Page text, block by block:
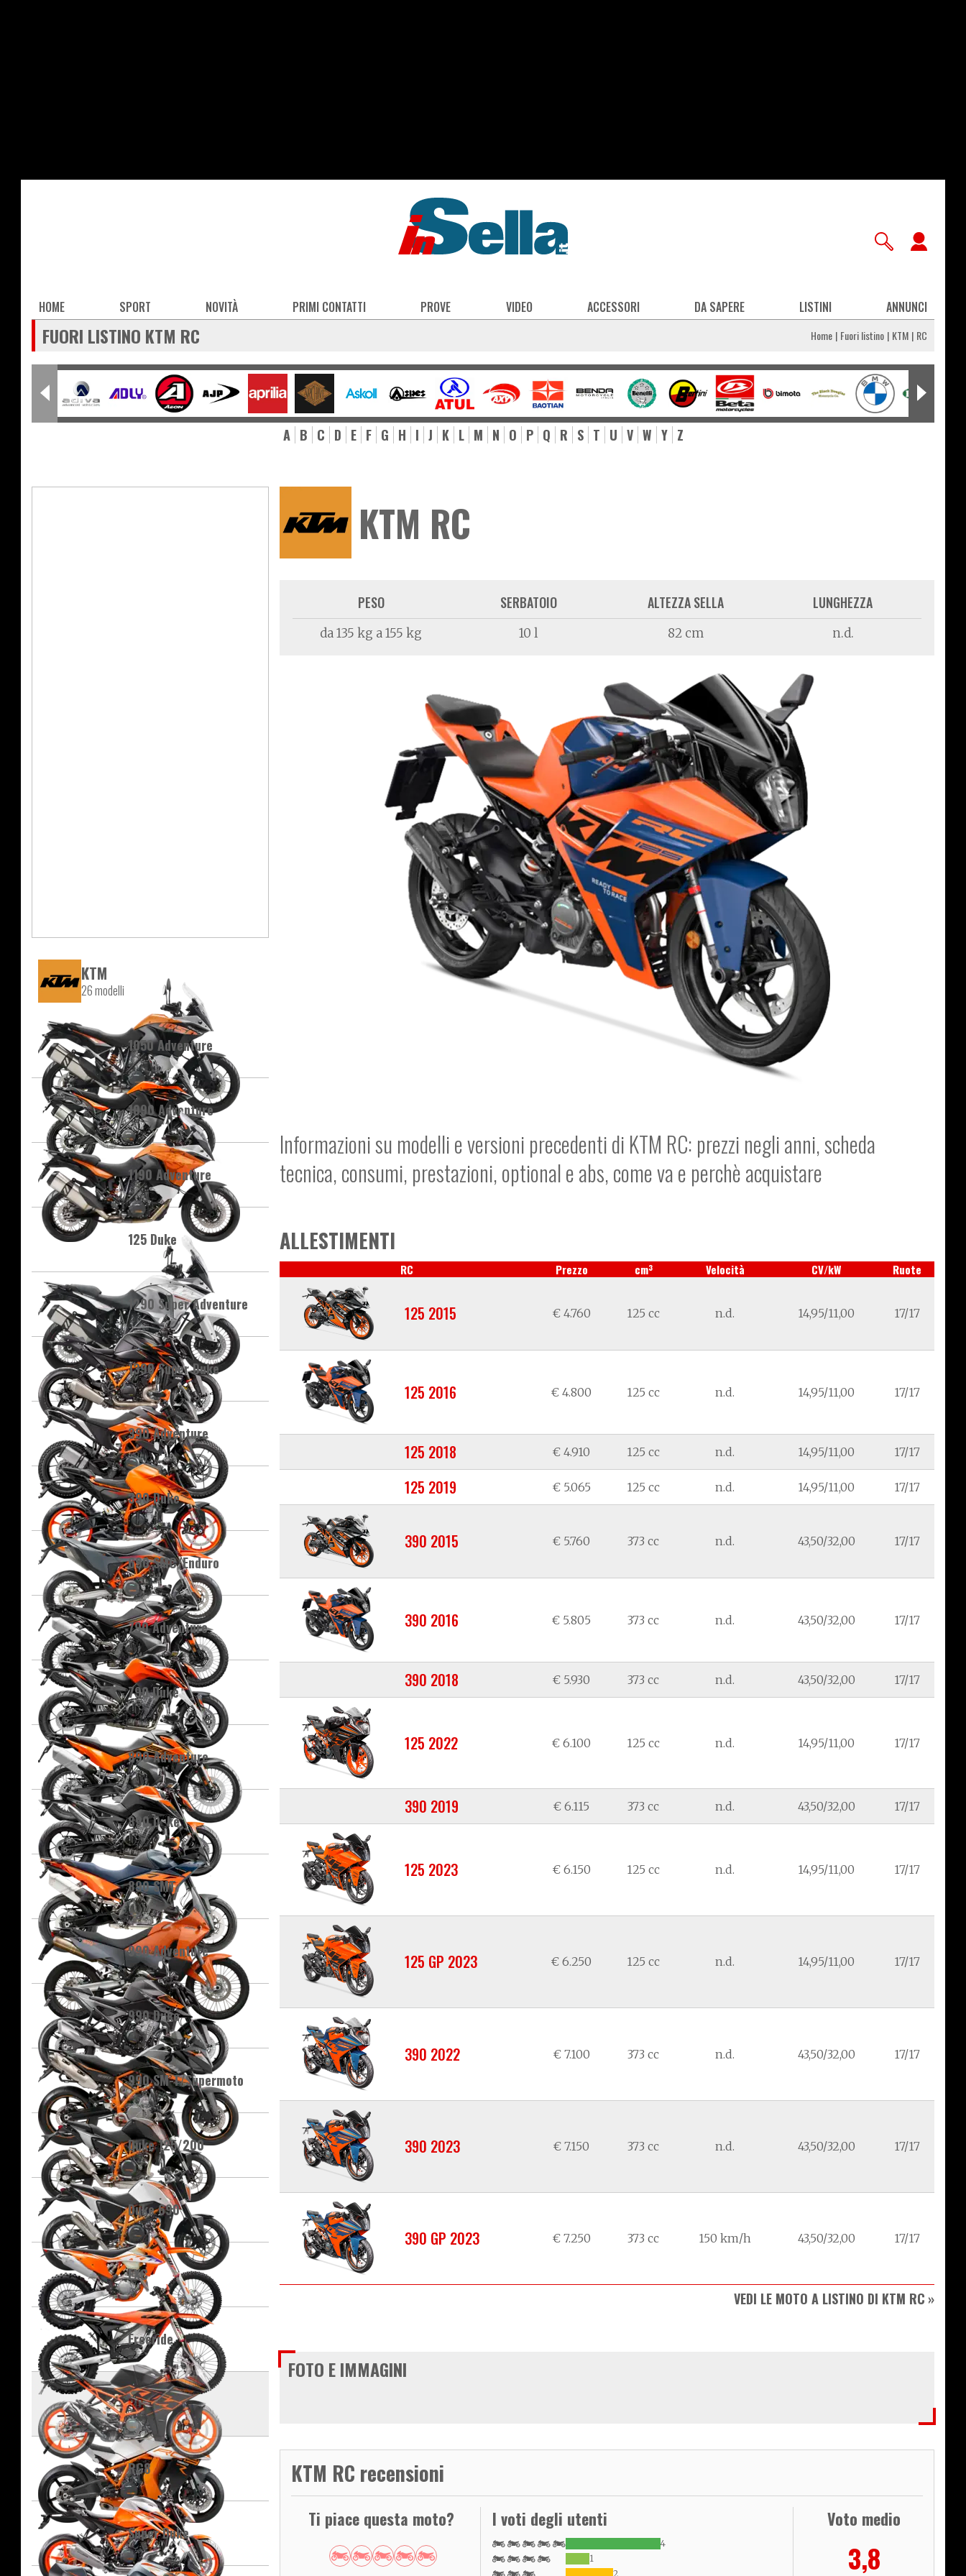
Main
navigation
HOME SPORT NOVITÀ PRIMI CONTATTI PROVE VIDEO ACCESSORI DA SAPERE LISTINI ANNUNCI
FUORI LISTINO KTM RC Home Fuori listino KTM RC
A B C D E F G H I J K L M N O P Q R S T U V W Y Z
KTM
26 modelli
1050 Adventure
1090 Adventure
1190 Adventure
125 Duke
1290 Super Adventure
1390 Super Duke
390 Adventure
390 Duke
690 SMC/Enduro
790 Adventure
790 Duke
890 Adventure
890 Duke
890 SMT
990 Adventure
990 Duke
990 SM-T/Supermoto
Duke 125/200
Duke 690
EXC
Freeride
RC
RC8
Super Duke
KTM RC
PESO
da 135 kg a 155 kg
SERBATOIO
10 l
ALTEZZA SELLA
82 cm
LUNGHEZZA
n.d.
Informazioni su modelli e versioni precedenti di KTM RC: prezzi negli anni, scheda
tecnica, consumi, prestazioni, optional e abs, come va e perchè acquistare
ALLESTIMENTI
RC Prezzo cm3 Velocità CV/kW Ruote
125 2015 € 4.760 125 cc n.d. 14,95/11,00 17/17
125 2016 € 4.800 125 cc n.d. 14,95/11,00 17/17
125 2018 € 4.910 125 cc n.d. 14,95/11,00 17/17
125 2019 € 5.065 125 cc n.d. 14,95/11,00 17/17
390 2015 € 5.760 373 cc n.d. 43,50/32,00 17/17
390 2016 € 5.805 373 cc n.d. 43,50/32,00 17/17
390 2018 € 5.930 373 cc n.d. 43,50/32,00 17/17
125 2022 € 6.100 125 cc n.d. 14,95/11,00 17/17
390 2019 € 6.115 373 cc n.d. 43,50/32,00 17/17
125 2023 € 6.150 125 cc n.d. 14,95/11,00 17/17
125 GP 2023 € 6.250 125 cc n.d. 14,95/11,00 17/17
390 2022 € 7.100 373 cc n.d. 43,50/32,00 17/17
390 2023 € 7.150 373 cc n.d. 43,50/32,00 17/17
390 GP 2023 € 7.250 373 cc 150 km/h 43,50/32,00 17/17
VEDI LE MOTO A LISTINO DI KTM RC
FOTO E IMMAGINI
KTM RC recensioni
Ti piace questa moto? I voti degli utenti
4
1
2
Voto medio
3,8